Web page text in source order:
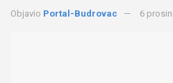
Objavio Portal-Budrovac 6